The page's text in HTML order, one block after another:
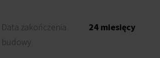
Data zakończenia
budowy
24 miesięcy